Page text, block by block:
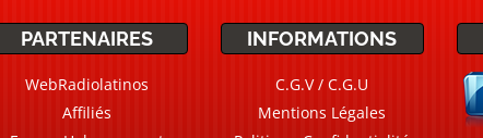
PARTENAIRES
WebRadiolatinos
Affiliés
INFORMATIONS
C.G.V / C.G.U
Mentions Légales